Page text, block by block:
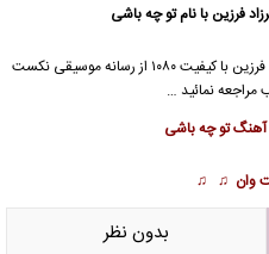
فرزین با نام تو چه باشی
فرزین
با کیفیت ۱۰۸۰ از رسانه موسیقی نکست
مراجعه نمائید …
آهنگ تو چه باشی
وان ♫ ♫
بدون نظر